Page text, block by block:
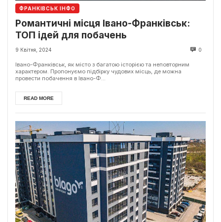
ФРАНКІВСЬК ІНФО
Романтичні місця Івано-Франківськ:
ТОП ідей для побачень
9 Квітня, 2024 0
Івано-Франківськ, як місто з багатою історією та неповторним
характером. Пропонуємо підбірку чудових місць, де можна
провести побачення в Івано-Ф...
READ MORE